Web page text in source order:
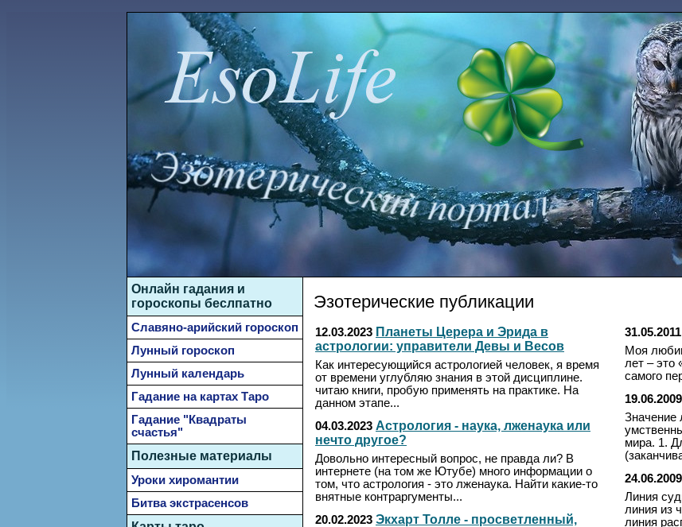
Эзотерические публикации
12.03.2023 Планеты Церера и Эрида в
астрологии: управители Девы и Весов
Как интересующийся астрологией человек, я время
от времени углубляю знания в этой дисциплине.
читаю книги, пробую применять на практике. На
данном этапе...
04.03.2023 Астрология - наука, лженаука или
нечто другое?
Довольно интересный вопрос, не правда ли? В
интернете (на том же Ютубе) много информации о
том, что астрология - это лженаука. Найти какие-то
внятные контраргументы...
20.02.2023 Экхарт Толле - просветленный,
31.05.2011
Моя
лет – это
самого
19.06.2009
Значение
мира. 1.
24.06.2009
Линия
линия из
линия
Онлайн гадания и
гороскопы беслпатно
Славяно-арийский гороскоп
Лунный гороскоп
Лунный календарь
Гадание на картах Таро
Гадание "Квадраты
счастья"
Полезные материалы
Уроки хиромантии
Битва экстрасенсов